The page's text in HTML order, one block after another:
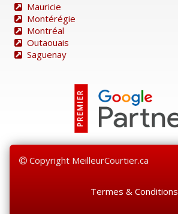
Mauricie
Montérégie
Montréal
Outaouais
Saguenay
Copyright MeilleurCourtier.ca
Termes & Conditions